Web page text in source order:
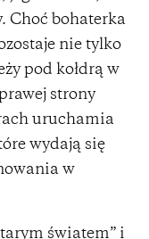
Choć bohaterka
nie tylko
pod kołdrą w
strony
uruchamia
wydają się
w
światem” i